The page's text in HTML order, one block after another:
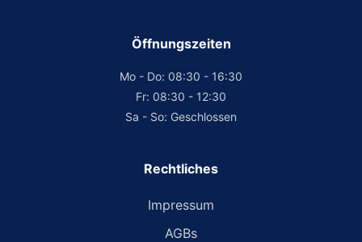
Öffnungszeiten
Mo - Do: 08:30 - 16:30
Fr: 08:30 - 12:30
Sa - So: Geschlossen
Rechtliches
Impressum
AGBs